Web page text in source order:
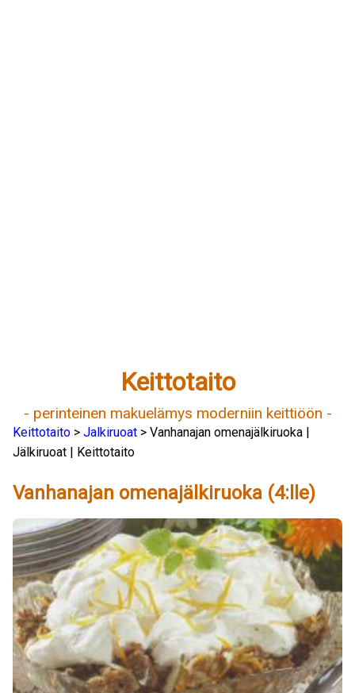
Keittotaito
- perinteinen makuelämys moderniin keittiöön -
Keittotaito > Jalkiruoat > Vanhanajan omenajälkiruoka |
Jälkiruoat | Keittotaito
Vanhanajan omenajälkiruoka (4:lle)